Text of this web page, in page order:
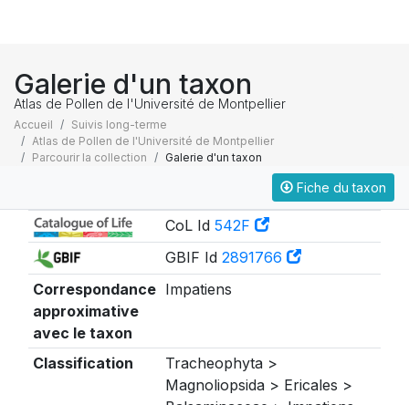
Galerie d'un taxon
Atlas de Pollen de l'Université de Montpellier
Accueil
Suivis long-terme
Atlas de Pollen de l'Université de Montpellier
Parcourir la collection
Galerie d'un taxon
Fiche du taxon
CoL Id 542F
GBIF Id 2891766
Correspondance
approximative
avec le taxon
Impatiens
Classification
Tracheophyta >
Magnoliopsida > Ericales >